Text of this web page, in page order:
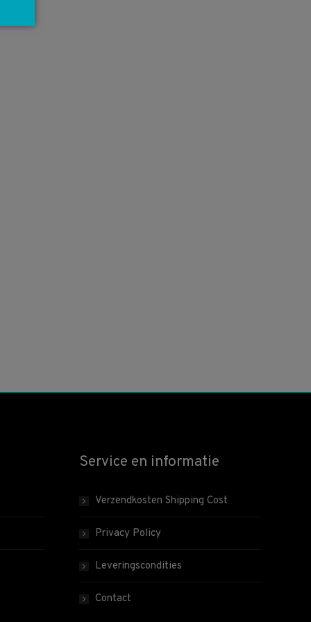
Service en informatie
Verzendkosten Shipping Cost
Privacy Policy
Leveringscondities
Contact